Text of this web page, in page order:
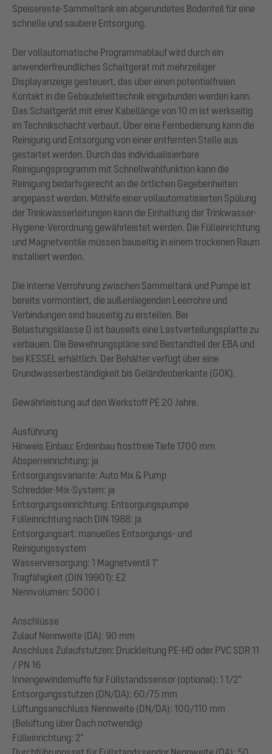
Speisereste-Sammeltank ein abgerundetes Bodenteil für eine
schnelle und saubere Entsorgung.
Der vollautomatische Programmablauf wird durch ein
anwenderfreundliches Schaltgerät mit mehrzeiliger
Displayanzeige gesteuert, das über einen potentialfreien
Kontakt in die Gebäudeleittechnik eingebunden werden kann.
Das Schaltgerät mit einer Kabellänge von 10 m ist werkseitig
im Technikschacht verbaut. Über eine Fernbedienung kann die
Reinigung und Entsorgung von einer entfernten Stelle aus
gestartet werden. Durch das individualisierbare
Reinigungsprogramm mit Schnellwahlfunktion kann die
Reinigung bedarfsgerecht an die örtlichen Gegebenheiten
angepasst werden. Mithilfe einer vollautomatisierten Spülung
der Trinkwasserleitungen kann die Einhaltung der Trinkwasser-
Hygiene-Verordnung gewährleistet werden. Die Fülleinrichtung
und Magnetventile müssen bauseitig in einem trockenen Raum
installiert werden.
Die interne Verrohrung zwischen Sammeltank und Pumpe ist
bereits vormontiert, die außenliegenden Leerrohre und
Verbindungen sind bauseitig zu erstellen. Bei
Belastungsklasse D ist bauseits eine Lastverteilungsplatte zu
verbauen. Die Bewehrungspläne sind Bestandteil der EBA und
bei KESSEL erhältlich. Der Behälter verfügt über eine
Grundwasserbeständigkeit bis Geländeoberkante (GOK).
Gewährleistung auf den Werkstoff PE 20 Jahre.
Ausführung
Hinweis Einbau: Erdeinbau frostfreie Tiefe 1700 mm
Absperreinrichtung: ja
Entsorgungsvariante: Auto Mix & Pump
Schredder-Mix-System: ja
Entsorgungseinrichtung: Entsorgungspumpe
Fülleinrichtung nach DIN 1988: ja
Entsorgungsart: manuelles Entsorgungs- und
Reinigungssystem
Wasserversorgung: 1 Magnetventil 1"
Tragfähigkeit (DIN 19901): E2
Nennvolumen: 5000 l
Anschlüsse
Zulauf Nennweite (DA): 90 mm
Anschluss Zulaufstutzen: Druckleitung PE-HD oder PVC SDR 11
/ PN 16
Innengewindemuffe für Füllstandssensor (optional): 1 1/2"
Entsorgungsstutzen (DN/DA): 60/75 mm
Lüftungsanschluss Nennweite (DN/DA): 100/110 mm
(Belüftung über Dach notwendig)
Fülleinrichtung: 2"